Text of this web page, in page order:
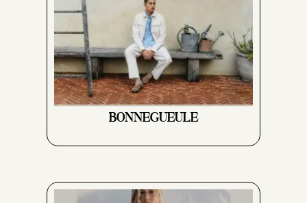
BONNEGUEULE